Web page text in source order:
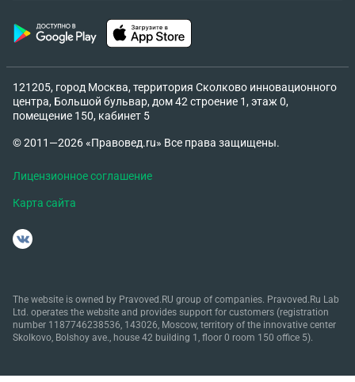
121205, город Москва, территория Сколково инновационного
центра, Большой бульвар, дом 42 строение 1, этаж 0,
помещение 150, кабинет 5
© 2011—2026 «Правовед.ru» Все права защищены.
Лицензионное соглашение
Карта сайта
The website is owned by Pravoved.RU group of companies. Pravoved.Ru Lab
Ltd. operates the website and provides support for customers (registration
number 1187746238536, 143026, Moscow, territory of the innovative center
Skolkovo, Bolshoy ave., house 42 building 1, floor 0 room 150 office 5).